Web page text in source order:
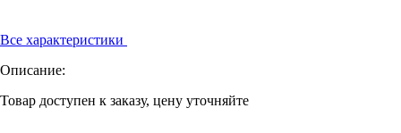
Все характеристики
Описание:
Товар доступен к заказу, цену уточняйте